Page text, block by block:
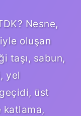
Nesne,
oluşan
taşı, sabun,
yel
üst
katlama,